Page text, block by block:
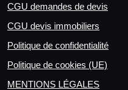
CGU demandes de devis
CGU devis immobiliers
Politique de confidentialité
Politique de cookies (UE)
MENTIONS LÉGALES